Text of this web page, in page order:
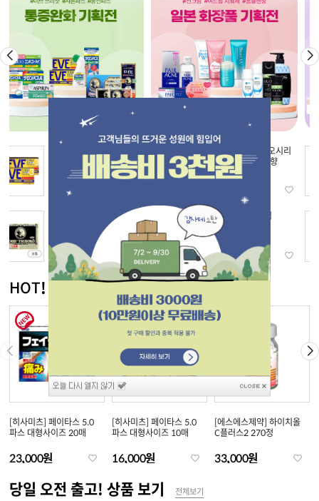
[에스에스 제약] 이브 쓰
리샷 프리미엄 x 2 (30정
..
27,000원
24,000원
156매 x 5
43,000원
36,000원
엉덩이비누 복숭아향
[DHC] 약용 립크림
11,200원
HOT! 신상품 보기
[히사미츠] 페이타스 5.0
파스 대형사이즈 20매
23,000원
[히사미츠] 페이타스 5.0
파스 대형사이즈 10매
16,000원
[에스에스제약] 하이치올
C플러스2 270정
33,000원
당일 오전 출고! 상품 보기 전체보기